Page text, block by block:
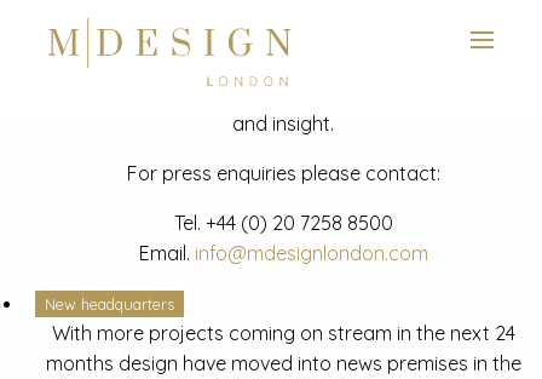
News
Latest mdesign development project and advisory news
and insight.
For press enquiries please contact:
Tel. +44 (0) 20 7258 8500
Email. info@mdesignlondon.com
New headquarters
With more projects coming on stream in the next 24
months design have moved into news premises in the